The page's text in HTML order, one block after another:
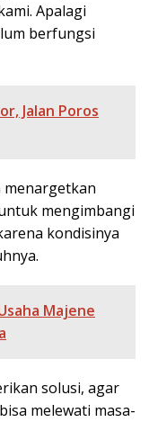
Apalagi
berfungsi
Jalan Poros
menargetkan
mengimbangi
kondisinya
Majene
solusi, agar
melewati masa-